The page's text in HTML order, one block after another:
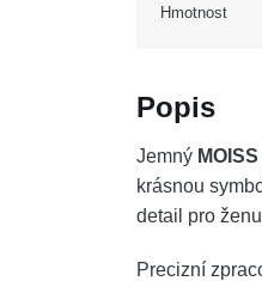
Hmotnost
Popis
Jemný
krásnou
detail pro
Precizní